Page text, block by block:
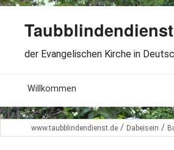
Taubblindendienst
der Evangelischen Kirche in
Willkommen
Aktuelles
www.taubblindendienst.de / Dabeisein /